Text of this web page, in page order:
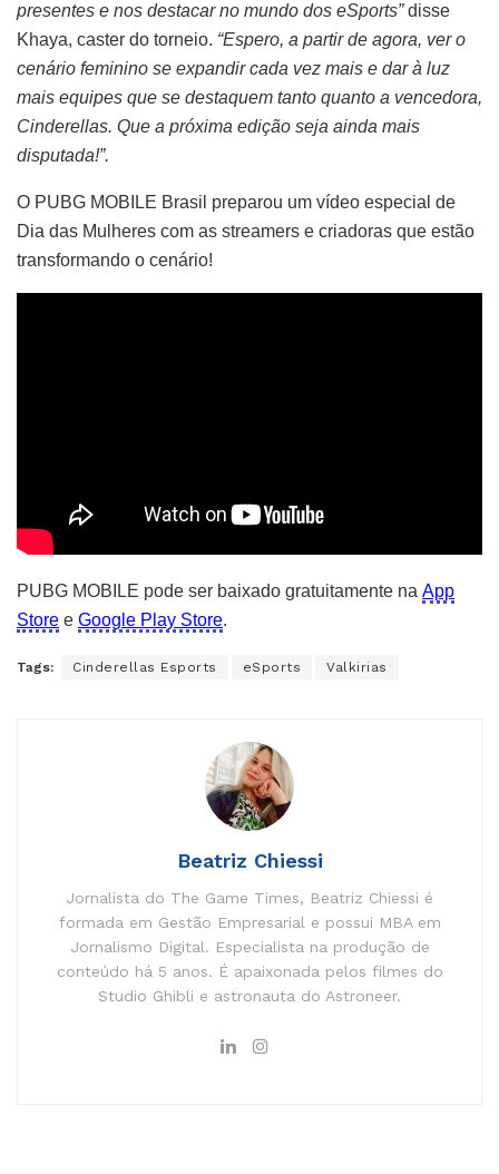
presentes e nos destacar no mundo dos eSports”disse
Khaya, caster do torneio. “Espero, a partir de agora, ver o
cenário feminino se expandir cada vez mais e dar à luz
mais equipes que se destaquem tanto quanto a vencedora,
Cinderellas. Que a próxima edição seja ainda mais
disputada!”.
O PUBG MOBILE Brasil preparou um vídeo especial de
Dia das Mulheres com as streamers e criadoras que estão
transformando o cenário!
PUBG MOBILE pode ser baixado gratuitamente na App
Store e Google Play Store.
Tags: Cinderellas Esports eSports Valkirias
Beatriz Chiessi
Jornalista do The Game Times, Beatriz Chiessi é
formada em Gestão Empresarial e possui MBA em
Jornalismo Digital. Especialista na produção de
conteúdo há 5 anos. É apaixonada pelos filmes do
Studio Ghibli e astronauta do Astroneer.